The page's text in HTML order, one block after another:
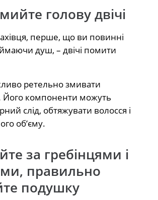
голову двічі
перше, що ви повинні
душ, – двічі помити
ретельно змивати
Його компоненти можуть
слід, обтяжувати волосся і
об’єму.
за гребінцями і
правильно
подушку